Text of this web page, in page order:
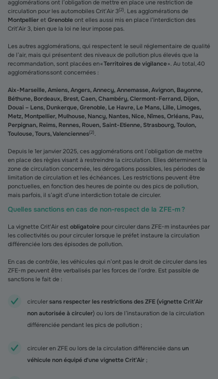
agglomérations ont l’obligation de mettre en place une restriction de
circulation pour les automobiles Crit’Air 3(2). Les agglomérations de
MontpellieretGrenobleont elles aussi mis en place l’interdiction des
Crit’Air 3, bien que la loi ne leur impose pas.
Les autres agglomérations, qui respectent le seuil réglementaire de qualité
de l’air, mais qui présentent des niveaux de pollution plus élevés que la
recommandation, sont placées en «Territoires de vigilance». Au total, 40
agglomérations sont concernées :
Aix-Marseille, Amiens, Angers, Annecy, Annemasse, Avignon, Bayonne,
Béthune, Bordeaux, Brest, Caen, Chambéry, Clermont-Ferrand, Dijon,
Douai – Lens, Dunkerque, Grenoble, Le Havre, Le Mans, Lille, Limoges,
Metz, Montpellier, Mulhouse, Nancy, Nantes, Nice, Nîmes, Orléans, Pau,
Perpignan, Reims, Rennes, Rouen, Saint-Etienne, Strasbourg, Toulon,
Toulouse, Tours, Valenciennes(2).
Depuis le 1er janvier 2025, ces agglomérations ont l’obligation de mettre
en place des règles visant à restreindre la circulation. Elles déterminent la
zone de circulation concernée, les dérogations possibles, les périodes de
limitation de circulation et les échéances. Les restrictions peuvent être
ponctuelles, en fonction des heures de pointe ou des pics de pollution,
mais parfois, il s’agit d’une interdiction totale de circuler.
Quelles sanctions en cas de non-respect de la ZFE-m ?
La vignette Crit'Air estobligatoire pour circuler dans ZFE-m instaurées par
les collectivités ou pour circuler lorsque le préfet instaure la circulation
différenciée lors des épisodes de pollution.
En cas de contrôle, les véhicules qui n’ont pas le droit de circuler dans les
ZFE-m peuvent être verbalisés par les forces de l’ordre. Est passible de
sanctions le fait de :
circulersans respecter les restrictions des ZFE (vignette Crit’Air
non autorisée à circuler) ou lors de l’instauration de la circulation
différenciée pendant les pics de pollution ;
circuler en ZFE ou lors de la circulation différenciée dansun
véhicule non équipé d'une vignette Crit’Air ;